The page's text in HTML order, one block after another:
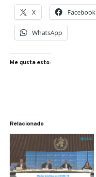
X Facebook
WhatsApp
Me gusta esto:
Relacionado